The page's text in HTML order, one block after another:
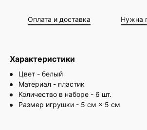
Оплата и доставка Нужна
Характеристики
Цвет - белый
Материал - пластик
Количество в наборе - 6 шт.
Размер игрушки - 5 см × 5 см